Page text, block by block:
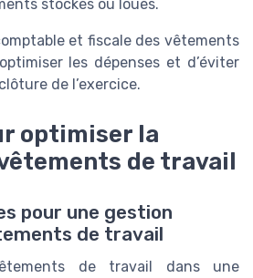
stockés ou loués.
et fiscale des vêtements
les dépenses et d’éviter
de l’exercice.
optimiser la
de travail
pour une gestion
de travail
de travail dans une